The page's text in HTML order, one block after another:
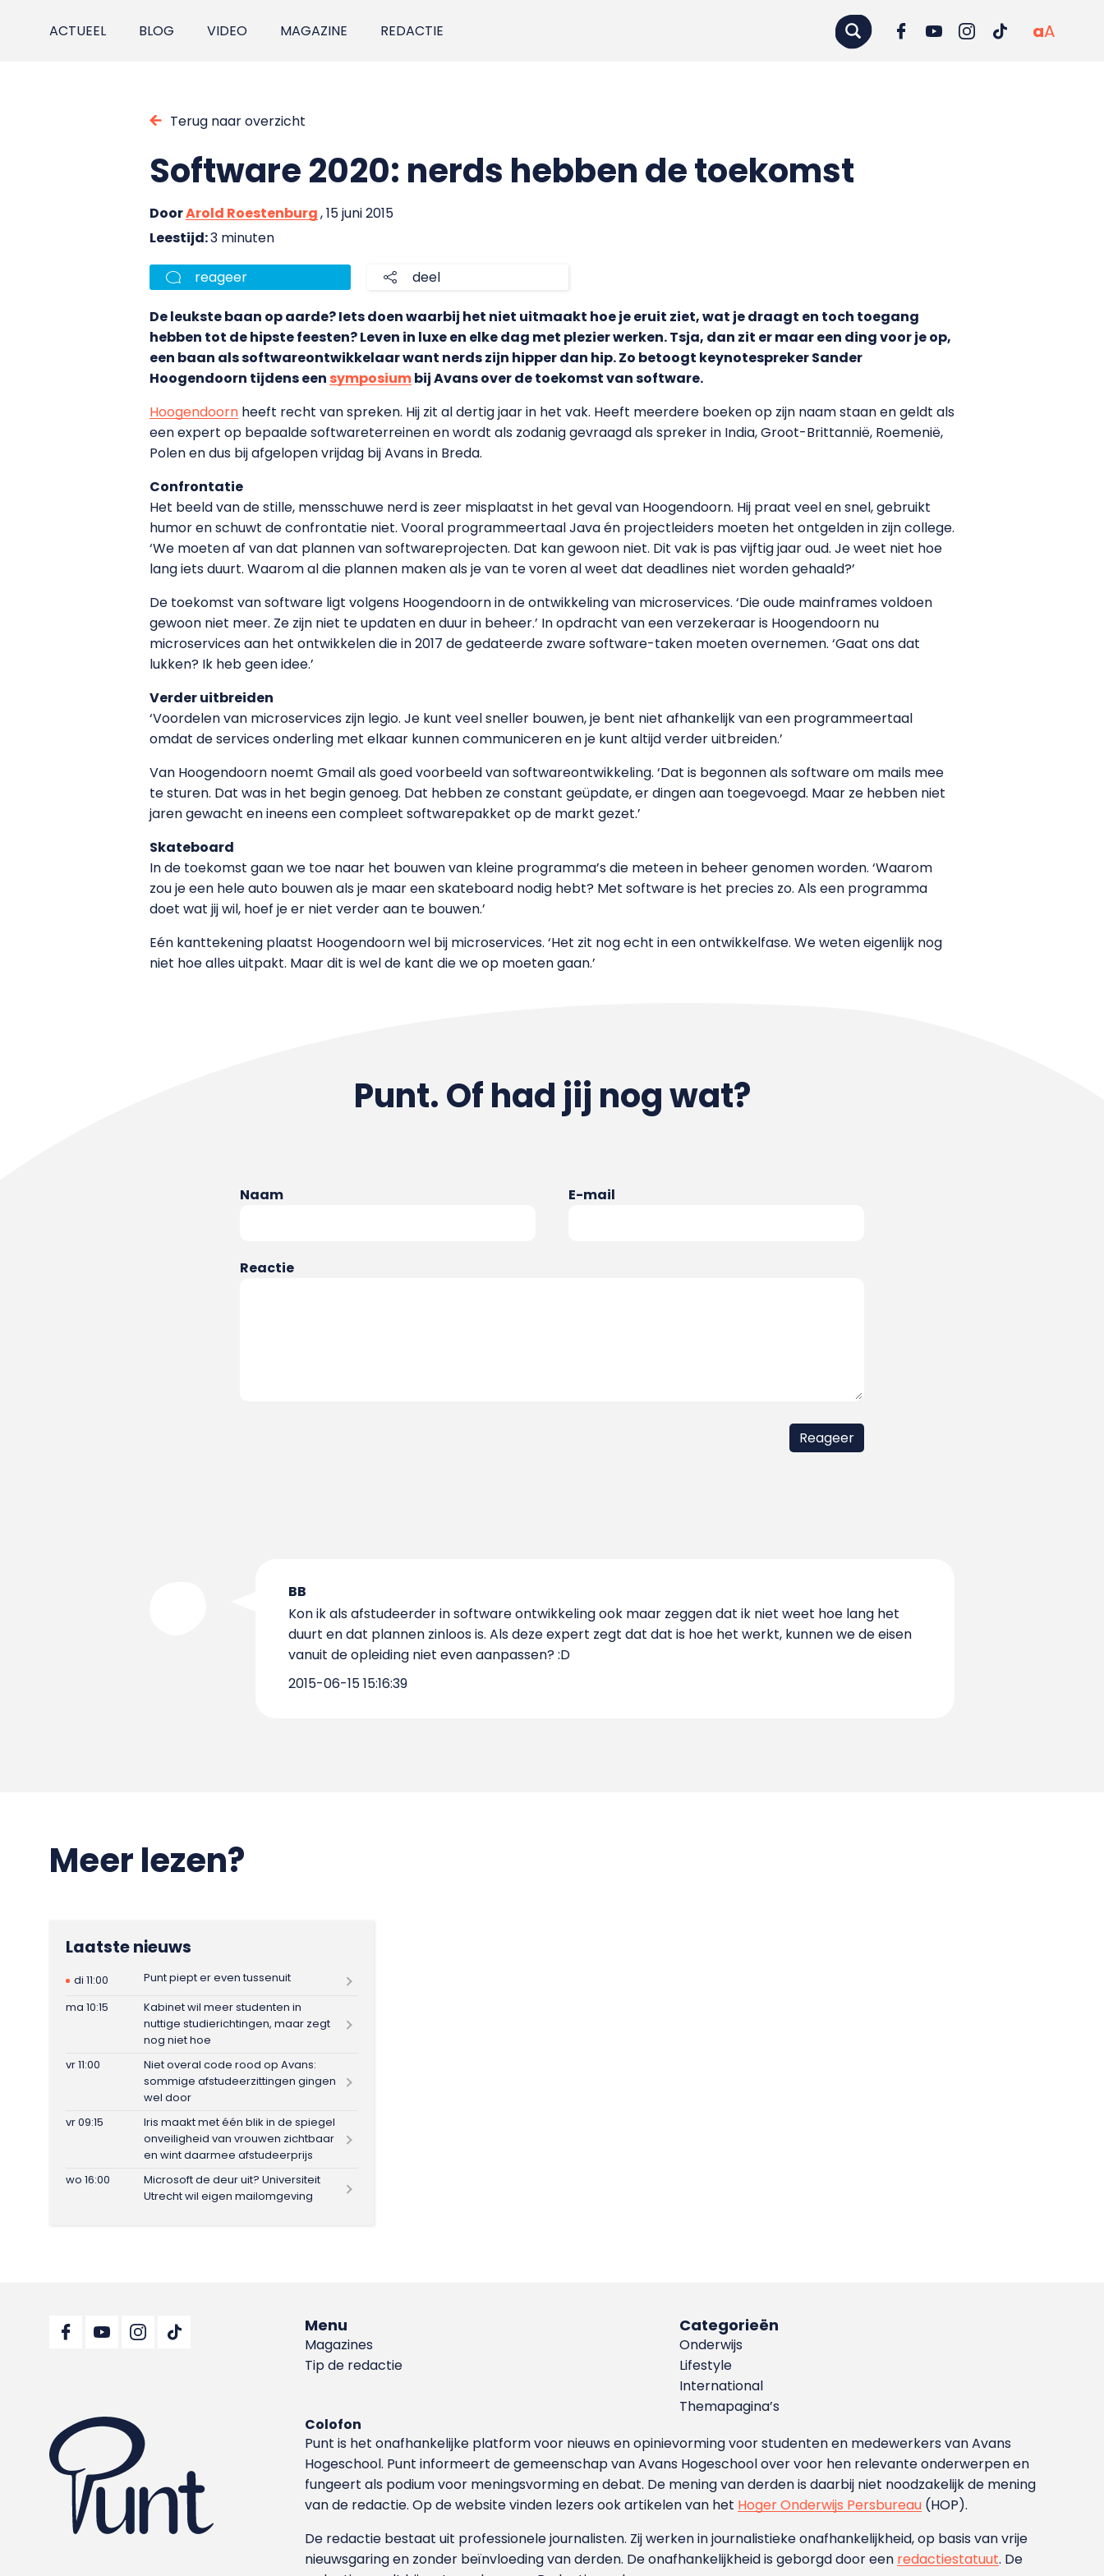
ACTUEEL BLOG VIDEO MAGAZINE REDACTIE aA
Terug naar overzicht
Software 2020: nerds hebben de toekomst
DoorArold Roestenburg, 15 juni 2015
Leestijd:3 minuten
reageer deel
De leukste baan op aarde? Iets doen waarbij het niet uitmaakt hoe je eruit ziet, wat je draagt en toch toegang
hebben tot de hipste feesten? Leven in luxe en elke dag met plezier werken. Tsja, dan zit er maar een ding voor je op,
een baan als softwareontwikkelaar want nerds zijn hipper dan hip. Zo betoogt keynotespreker Sander
Hoogendoorn tijdens een symposiumbij Avans over de toekomst van software.
Hoogendoorn heeft recht van spreken. Hij zit al dertig jaar in het vak. Heeft meerdere boeken op zijn naam staan en geldt als
een expert op bepaalde softwareterreinen en wordt als zodanig gevraagd als spreker in India, Groot-Brittannië, Roemenië,
Polen en dus bij afgelopen vrijdag bij Avans in Breda.
Confrontatie
Het beeld van de stille, mensschuwe nerd is zeer misplaatst in het geval van Hoogendoorn. Hij praat veel en snel, gebruikt
humor en schuwt de confrontatie niet. Vooral programmeertaal Java én projectleiders moeten het ontgelden in zijn college.
‘We moeten af van dat plannen van softwareprojecten. Dat kan gewoon niet. Dit vak is pas vijftig jaar oud. Je weet niet hoe
lang iets duurt. Waarom al die plannen maken als je van te voren al weet dat deadlines niet worden gehaald?’
De toekomst van software ligt volgens Hoogendoorn in de ontwikkeling van microservices. ‘Die oude mainframes voldoen
gewoon niet meer. Ze zijn niet te updaten en duur in beheer.’ In opdracht van een verzekeraar is Hoogendoorn nu
microservices aan het ontwikkelen die in 2017 de gedateerde zware software-taken moeten overnemen. ‘Gaat ons dat
lukken? Ik heb geen idee.’
Verder uitbreiden
‘Voordelen van microservices zijn legio. Je kunt veel sneller bouwen, je bent niet afhankelijk van een programmeertaal
omdat de services onderling met elkaar kunnen communiceren en je kunt altijd verder uitbreiden.’
Van Hoogendoorn noemt Gmail als goed voorbeeld van softwareontwikkeling. ‘Dat is begonnen als software om mails mee
te sturen. Dat was in het begin genoeg. Dat hebben ze constant geüpdate, er dingen aan toegevoegd. Maar ze hebben niet
jaren gewacht en ineens een compleet softwarepakket op de markt gezet.’
Skateboard
In de toekomst gaan we toe naar het bouwen van kleine programma’s die meteen in beheer genomen worden. ‘Waarom
zou je een hele auto bouwen als je maar een skateboard nodig hebt? Met software is het precies zo. Als een programma
doet wat jij wil, hoef je er niet verder aan te bouwen.’
Eén kanttekening plaatst Hoogendoorn wel bij microservices. ‘Het zit nog echt in een ontwikkelfase. We weten eigenlijk nog
niet hoe alles uitpakt. Maar dit is wel de kant die we op moeten gaan.’
Punt. Of had jij nog wat?
Naam E-mail
Reactie
BB
Kon ik als afstudeerder in software ontwikkeling ook maar zeggen dat ik niet weet hoe lang het
duurt en dat plannen zinloos is. Als deze expert zegt dat dat is hoe het werkt, kunnen we de eisen
vanuit de opleiding niet even aanpassen? :D
2015-06-15 15:16:39
Meer lezen?
Laatste nieuws
di 11:00
Punt piept er even tussenuit
ma 10:15
Kabinet wil meer studenten in
nuttige studierichtingen, maar zegt
nog niet hoe
vr 11:00
Niet overal code rood op Avans:
sommige afstudeerzittingen gingen
wel door
vr 09:15
Iris maakt met één blik in de spiegel
onveiligheid van vrouwen zichtbaar
en wint daarmee afstudeerprijs
wo 16:00
Microsoft de deur uit? Universiteit
Utrecht wil eigen mailomgeving
Menu
Magazines
Tip de redactie
Categorieën
Onderwijs
Lifestyle
International
Themapagina’s
Colofon
Punt is het onafhankelijke platform voor nieuws en opinievorming voor studenten en medewerkers van Avans
Hoge­school. Punt informeert de gemeenschap van Avans Hogeschool over voor hen relevante onderwerpen en
fungeert als podium voor meningsvorming en debat. De mening van derden is daarbij niet noodzakelijk de mening
van de redactie. Op de website vinden lezers ook artikelen van het Hoger Onderwijs Persbureau (HOP).
De redactie bestaat uit professionele journalisten. Zij werken in journalistieke onafhankelijkheid, op basis van vrije
nieuwsgaring en zonder beïnvloeding van derden. De onafhankelijkheid is geborgd door een redactiestatuut. De